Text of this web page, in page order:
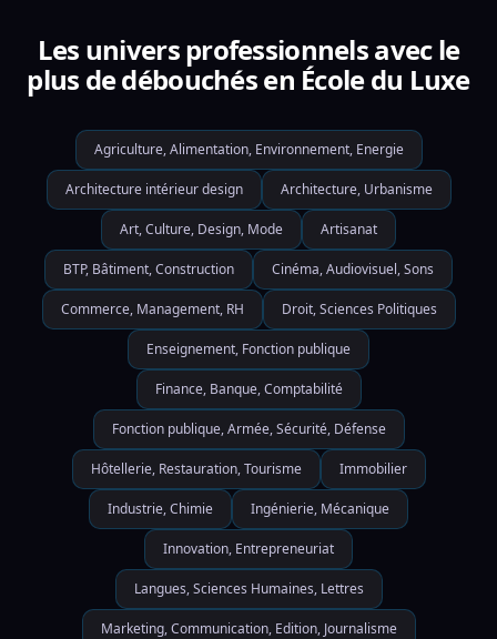
Les univers professionnels avec le
plus de débouchés en École du Luxe
Agriculture, Alimentation, Environnement, Energie
Architecture intérieur design Architecture, Urbanisme
Art, Culture, Design, Mode Artisanat
BTP, Bâtiment, Construction Cinéma, Audiovisuel, Sons
Commerce, Management, RH Droit, Sciences Politiques
Enseignement, Fonction publique
Finance, Banque, Comptabilité
Fonction publique, Armée, Sécurité, Défense
Hôtellerie, Restauration, Tourisme Immobilier
Industrie, Chimie Ingénierie, Mécanique
Innovation, Entrepreneuriat
Langues, Sciences Humaines, Lettres
Marketing, Communication, Edition, Journalisme